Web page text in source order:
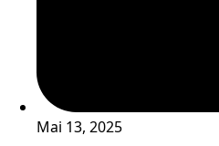
Mai 13, 2025